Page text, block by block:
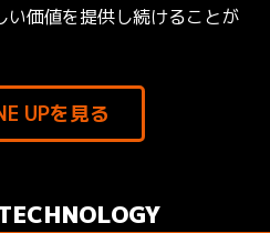
価値を提供し続けることが
UPを見る